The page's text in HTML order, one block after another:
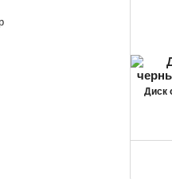
Диск